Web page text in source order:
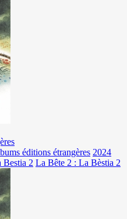
éditions étrangères 2024
Bestia 2 La Bête 2 : La Bèstia 2